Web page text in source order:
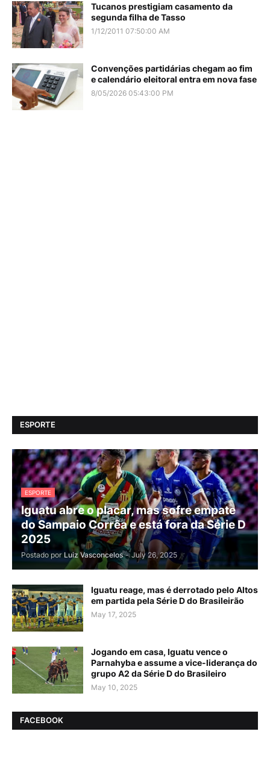
Tucanos prestigiam casamento da
segunda filha de Tasso
1/12/2011 07:50:00 AM
Convenções partidárias chegam ao fim
e calendário eleitoral entra em nova fase
8/05/2026 05:43:00 PM
ESPORTE
ESPORTE
Iguatu abre o placar, mas sofre empate
do Sampaio Corrêa e está fora da Série D
2025
Postado por Luiz Vasconcelos - July 26, 2025
Iguatu reage, mas é derrotado pelo Altos
em partida pela Série D do Brasileirão
May 17, 2025
Jogando em casa, Iguatu vence o
Parnahyba e assume a vice-liderança do
grupo A2 da Série D do Brasileiro
May 10, 2025
FACEBOOK